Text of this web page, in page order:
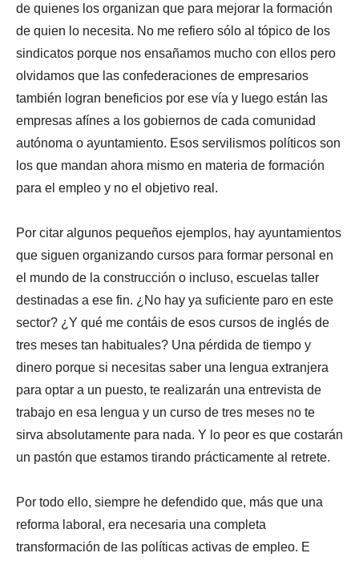
de quienes los organizan que para mejorar la formación
de quien lo necesita. No me refiero sólo al tópico de los
sindicatos porque nos ensañamos mucho con ellos pero
olvidamos que las confederaciones de empresarios
también logran beneficios por ese vía y luego están las
empresas afínes a los gobiernos de cada comunidad
autónoma o ayuntamiento. Esos servilismos políticos son
los que mandan ahora mismo en materia de formación
para el empleo y no el objetivo real.
Por citar algunos pequeños ejemplos, hay ayuntamientos
que siguen organizando cursos para formar personal en
el mundo de la construcción o incluso, escuelas taller
destinadas a ese fin. ¿No hay ya suficiente paro en este
sector? ¿Y qué me contáis de esos cursos de inglés de
tres meses tan habituales? Una pérdida de tiempo y
dinero porque si necesitas saber una lengua extranjera
para optar a un puesto, te realizarán una entrevista de
trabajo en esa lengua y un curso de tres meses no te
sirva absolutamente para nada. Y lo peor es que costarán
un pastón que estamos tirando prácticamente al retrete.
Por todo ello, siempre he defendido que, más que una
reforma laboral, era necesaria una completa
transformación de las políticas activas de empleo. E